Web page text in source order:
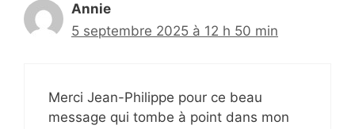
Annie
5 septembre 2025 à 12 h 50 min
Merci Jean-Philippe pour ce beau
message qui tombe à point dans mon